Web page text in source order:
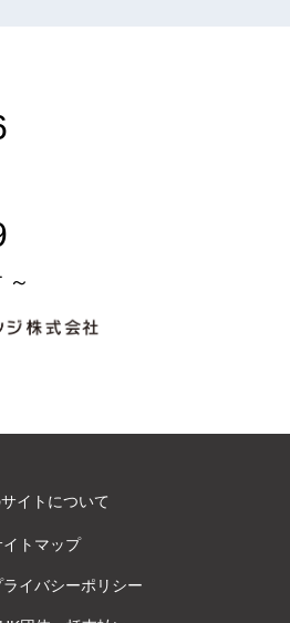
～
イトについて
イトマップ
ライバシーポリシー